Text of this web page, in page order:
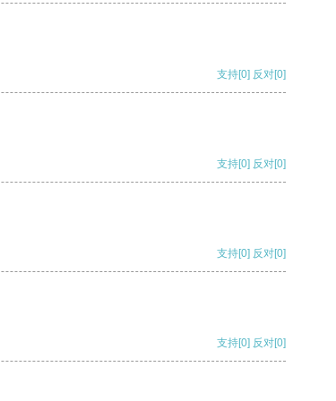
支持[0] 反对[0]
支持[0] 反对[0]
支持[0] 反对[0]
支持[0] 反对[0]